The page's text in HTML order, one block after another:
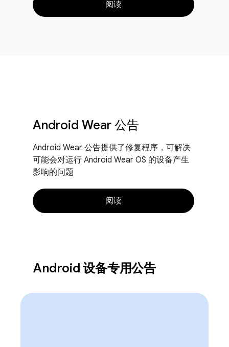
阅读
Android Wear 公告
Android Wear 公告提供了修复程序，可解决
可能会对运行 Android Wear OS 的设备产生
影响的问题
阅读
Android 设备专用公告